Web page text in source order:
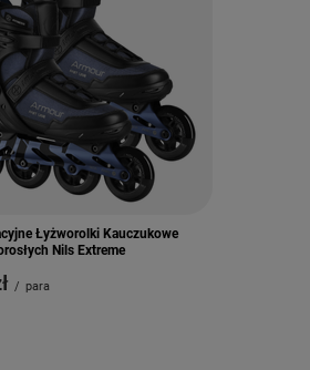
Łyżworolki Kauczukowe
Nils Extreme
/ para